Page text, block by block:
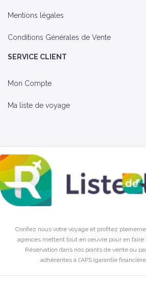
Mentions légales
Conditions Générales de Vente
SERVICE CLIENT
Mon Compte
Ma liste de voyage
Confiez nous votre voyage et profitez
agences mettent tout en oeuvre pour en faire
Réservation dans nos points de vente ou
adhérentes à l'APS (garantie